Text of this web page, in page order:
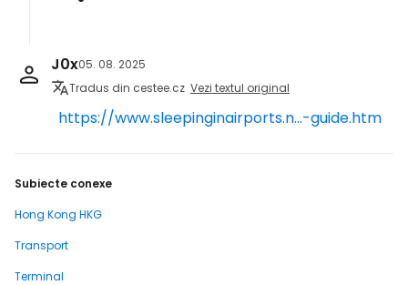
J0x05. 08. 2025
Tradus din cestee.cz Vezi textul original
https://www.sleepinginairports.n...-guide.htm
Subiecte conexe
Hong Kong HKG
Transport
Terminal